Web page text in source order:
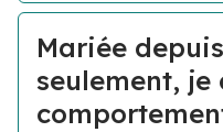
Mariée
seulement, je